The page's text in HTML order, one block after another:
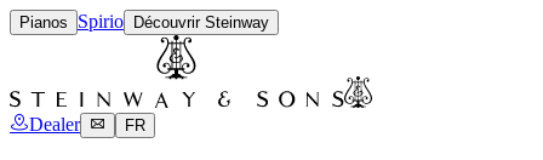
Pianos Spirio Découvrir Steinway
Dealer FR